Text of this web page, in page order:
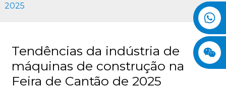
2025
Tendências da indústria de
máquinas de construção na
Feira de Cantão de 2025